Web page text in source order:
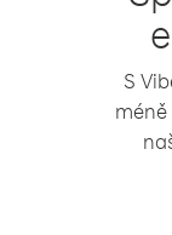
S
méně